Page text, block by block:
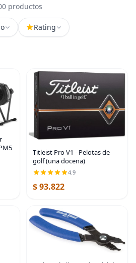
productos
Rating
Titleist Pro V1 - Pelotas de
golf (una docena)
4.9
$ 93.822